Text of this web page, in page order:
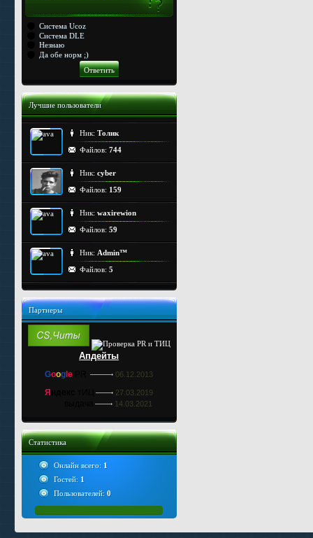
Система Ucoz
Система DLE
Незнаю
Да обе норм ;)
Лучшие пользователи
Ник: Толик
Файлов: 744
Ник: cyber
Файлов: 159
Ник: waxirewion
Файлов: 59
Ник: Admin™
Файлов: 5
Партнеры
Апдейты
Google 06.12.2013
Я 27.03.2019
14.03.2021
Статистика
Онлайн всего: 1
Гостей: 1
Пользователей: 0